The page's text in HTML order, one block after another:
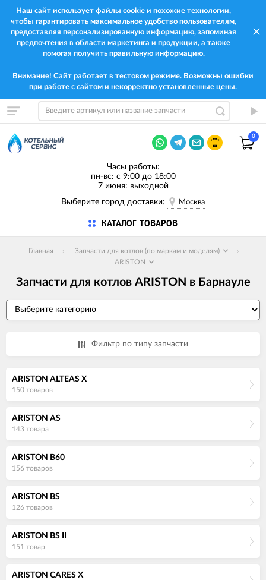
Наш сайт использует файлы cookie и похожие технологии,
чтобы гарантировать максимальное удобство пользователям,
предоставляя персонализированную информацию, запоминая
предпочтения в области маркетинга и продукции, а также
помогая получить правильную информацию.
Внимание! Сайт работает в тестовом режиме. Возможны ошибки
при работе с сайтом и некорректно установленные цены.
0
Часы работы:
пн-вс: с 9:00 до 18:00
7 июня: выходной
Выберите город доставки:
Москва
КАТАЛОГ ТОВАРОВ
Главная
Запчасти для котлов (по маркам и моделям)
ARISTON
Запчасти для котлов ARISTON в Барнауле
Фильтр по типу запчасти
ARISTON ALTEAS X
150 товаров
ARISTON AS
143 товара
ARISTON B60
156 товаров
ARISTON BS
126 товаров
ARISTON BS II
151 товар
ARISTON CARES X